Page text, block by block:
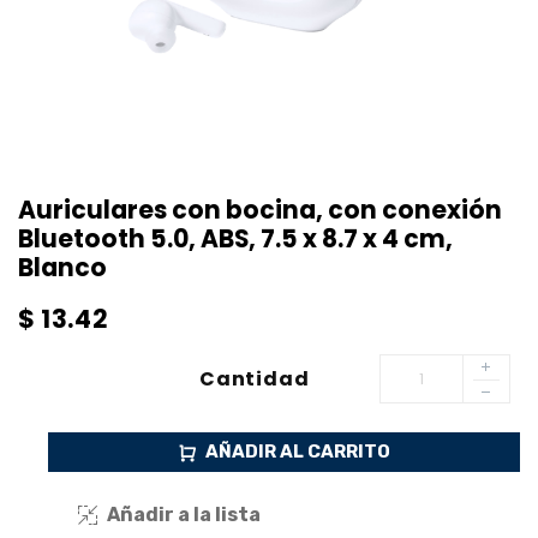
Auriculares con bocina, con conexión
Bluetooth 5.0, ABS, 7.5 x 8.7 x 4 cm,
Blanco
$ 13.42
Cantidad
AÑADIR AL CARRITO
Añadir a la lista